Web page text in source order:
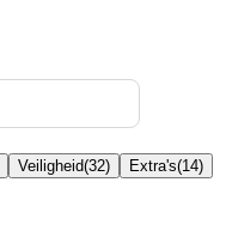
Veiligheid(32) Extra's(14)